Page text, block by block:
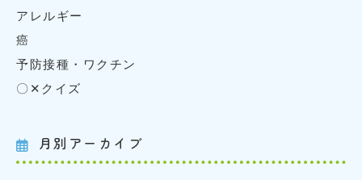
アレルギー
癌
予防接種・ワクチン
〇✕クイズ
月別アーカイブ